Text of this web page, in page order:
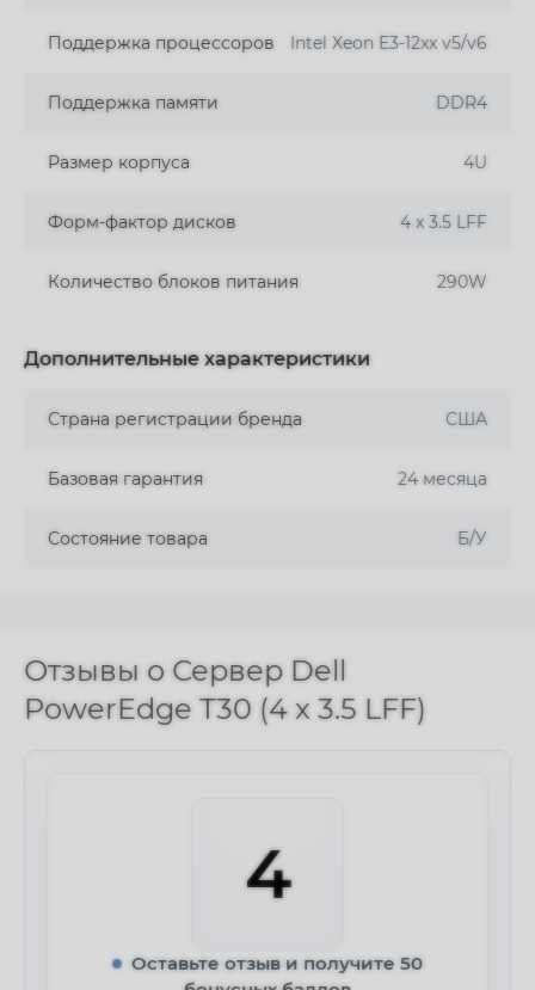
Поддержка процессоров Intel Xeon E3-12xx v5/v6
Поддержка памяти DDR4
Размер корпуса 4U
Форм-фактор дисков 4 x 3.5 LFF
Количество блоков питания 290W
Дополнительные характеристики
Страна регистрации бренда США
Базовая гарантия 24 месяца
Состояние товара Б/У
Отзывы о Сервер Dell
PowerEdge T30 (4 x 3.5 LFF)
4
Оставьте отзыв и получите 50